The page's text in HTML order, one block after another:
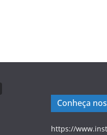
Conheça
https://